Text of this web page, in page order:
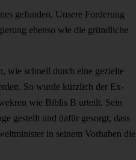
gefunden. Unsere Forderung
ebenso wie die gründliche
wie schnell durch eine gezielte
So wurde kürzlich der Ex-
wie Biblis B urteilt. Sein
gestellt und dafür gesorgt, dass
in seinem Vorhaben die